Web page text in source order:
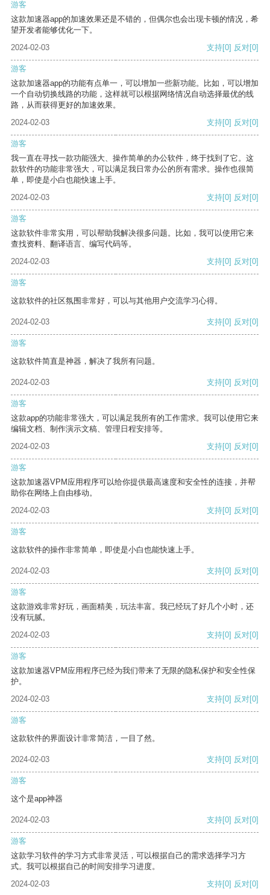
游客
这款加速器app的加速效果还是不错的，但偶尔也会出现卡顿的情况，希
望开发者能够优化一下。
2024-02-03
支持[0] 反对[0]
游客
这款加速器app的功能有点单一，可以增加一些新功能。比如，可以增加
一个自动切换线路的功能，这样就可以根据网络情况自动选择最优的线
路，从而获得更好的加速效果。
2024-02-03
支持[0] 反对[0]
游客
我一直在寻找一款功能强大、操作简单的办公软件，终于找到了它。这
款软件的功能非常强大，可以满足我日常办公的所有需求。操作也很简
单，即使是小白也能快速上手。
2024-02-03
支持[0] 反对[0]
游客
这款软件非常实用，可以帮助我解决很多问题。比如，我可以使用它来
查找资料、翻译语言、编写代码等。
2024-02-03
支持[0] 反对[0]
游客
这款软件的社区氛围非常好，可以与其他用户交流学习心得。
2024-02-03 支持[0] 反对[0]
游客
这款软件简直是神器，解决了我所有问题。
2024-02-03 支持[0] 反对[0]
游客
这款app的功能非常强大，可以满足我所有的工作需求。我可以使用它来
编辑文档、制作演示文稿、管理日程安排等。
2024-02-03
支持[0] 反对[0]
游客
这款加速器VPM应用程序可以给你提供最高速度和安全性的连接，并帮
助你在网络上自由移动。
2024-02-03
支持[0] 反对[0]
游客
这款软件的操作非常简单，即使是小白也能快速上手。
2024-02-03 支持[0] 反对[0]
游客
这款游戏非常好玩，画面精美，玩法丰富。我已经玩了好几个小时，还
没有玩腻。
2024-02-03
支持[0] 反对[0]
游客
这款加速器VPM应用程序已经为我们带来了无限的隐私保护和安全性保
护。
2024-02-03
支持[0] 反对[0]
游客
这款软件的界面设计非常简洁，一目了然。
2024-02-03 支持[0] 反对[0]
游客
这个是app神器
2024-02-03 支持[0] 反对[0]
游客
这款学习软件的学习方式非常灵活，可以根据自己的需求选择学习方
式。我可以根据自己的时间安排学习进度。
2024-02-03
支持[0] 反对[0]